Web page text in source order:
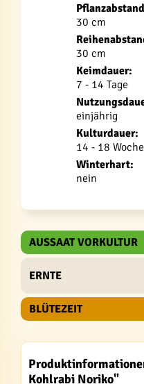
30 cm
30 cm
Keimdauer:
7 - 14 Tage
einjährig
Kulturdauer:
14 - 18
Winterhart:
nein
AUSSAAT VORKULTUR
ERNTE
BLÜTEZEIT
Kohlrabi Noriko"